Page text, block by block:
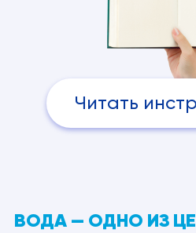
Читать
ВОДА — ОДНО ИЗ